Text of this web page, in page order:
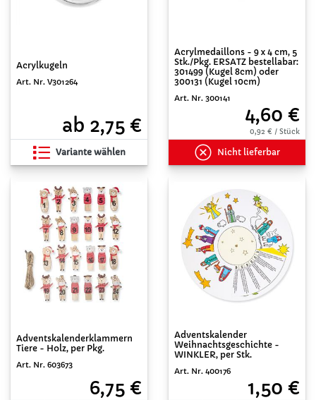
Acrylkugeln
Art. Nr. V301264
ab 2,75 €
Variante wählen
Acrylmedaillons - 9 x 4 cm, 5
Stk./Pkg. ERSATZ bestellabar:
301499 (Kugel 8cm) oder
300131 (Kugel 10cm)
Art. Nr. 300141
4,60 €
0,92 € / Stück
Nicht lieferbar
Adventskalenderklammern
Tiere - Holz, per Pkg.
Art. Nr. 603673
6,75 €
Adventskalender
Weihnachtsgeschichte -
WINKLER, per Stk.
Art. Nr. 400176
1,50 €